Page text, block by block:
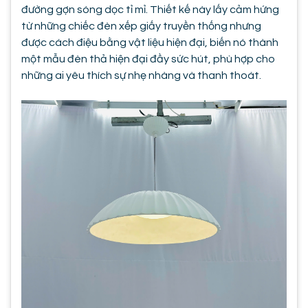
đường gợn sóng dọc tỉ mỉ. Thiết kế này lấy cảm hứng
từ những chiếc đèn xếp giấy truyền thống nhưng
được cách điệu bằng vật liệu hiện đại, biến nó thành
một mẫu đèn thả hiện đại đầy sức hút, phù hợp cho
những ai yêu thích sự nhẹ nhàng và thanh thoát.